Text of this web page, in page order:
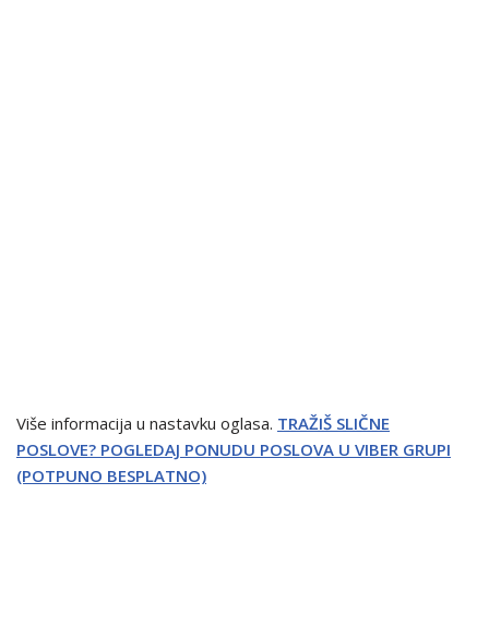
Više informacija u nastavku oglasa. TRAŽIŠ SLIČNE
POSLOVE? POGLEDAJ PONUDU POSLOVA U VIBER GRUPI
(POTPUNO BESPLATNO)